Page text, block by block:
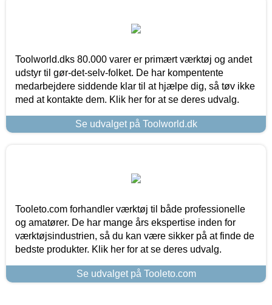
Toolworld.dks 80.000 varer er primært værktøj og andet
udstyr til gør-det-selv-folket. De har kompentente
medarbejdere siddende klar til at hjælpe dig, så tøv ikke
med at kontakte dem. Klik her for at se deres udvalg.
Se udvalget på Toolworld.dk
Tooleto.com forhandler værktøj til både professionelle
og amatører. De har mange års ekspertise inden for
værktøjsindustrien, så du kan være sikker på at finde de
bedste produkter. Klik her for at se deres udvalg.
Se udvalget på Tooleto.com